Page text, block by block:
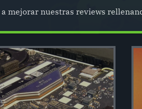
a mejorar nuestras reviews